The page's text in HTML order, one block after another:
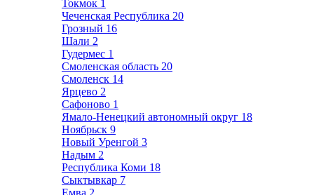
Токмок 1
Чеченская Республика 20
Грозный 16
Шали 2
Гудермес 1
Смоленская область 20
Смоленск 14
Ярцево 2
Сафоново 1
Ямало-Ненецкий автономный округ 18
Ноябрьск 9
Новый Уренгой 3
Надым 2
Республика Коми 18
Сыктывкар 7
Емва 2